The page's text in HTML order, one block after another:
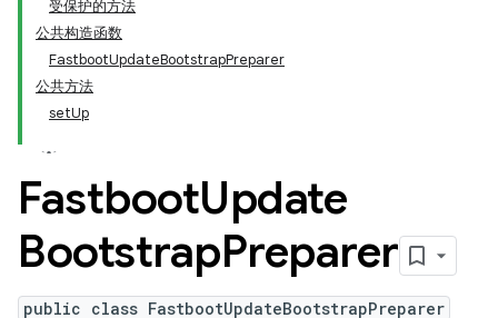
受保护的方法
公共构造函数
FastbootUpdateBootstrapPreparer
公共方法
setUp
FastbootUpdate
BootstrapPreparer
public class FastbootUpdateBootstrapPreparer